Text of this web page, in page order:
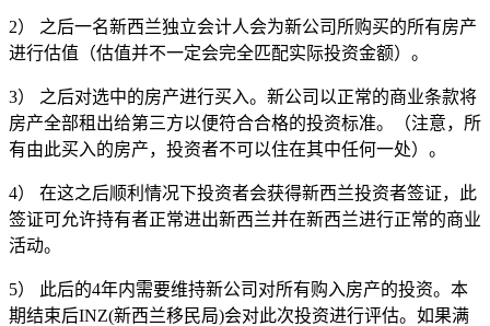
2） 之后一名新西兰独立会计人会为新公司所购买的所有房产
进行估值（估值并不一定会完全匹配实际投资金额）。
3） 之后对选中的房产进行买入。新公司以正常的商业条款将
房产全部租出给第三方以便符合合格的投资标准。（注意，所
有由此买入的房产，投资者不可以住在其中任何一处）。
4） 在这之后顺利情况下投资者会获得新西兰投资者签证，此
签证可允许持有者正常进出新西兰并在新西兰进行正常的商业
活动。
5） 此后的4年内需要维持新公司对所有购入房产的投资。本
期结束后INZ(新西兰移民局)会对此次投资进行评估。如果满